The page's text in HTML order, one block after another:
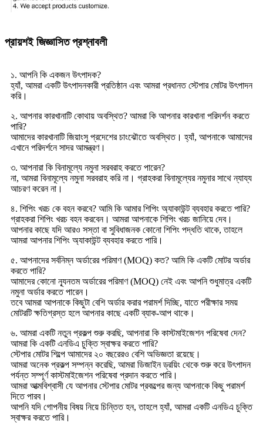
প্রায়শই জিজ্ঞাসিত প্রশ্নাবলী
১. আপনি কি একজন উৎপাদক?
হ্যাঁ, আমরা একটি উৎপাদনকারী প্রতিষ্ঠান এবং আমরা প্রধানত স্টেপার মোটর উৎপাদন
করি।
২. আপনার কারখানাটি কোথায় অবস্থিত? আমরা কি আপনার কারখানা পরিদর্শন করতে
পারি?
আমাদের কারখানাটি জিয়াংসু প্রদেশের চাংঝৌতে অবস্থিত। হ্যাঁ, আপনাকে আমাদের
এখানে পরিদর্শনে সাদর আমন্ত্রণ।
৩. আপনারা কি বিনামূল্যে নমুনা সরবরাহ করতে পারেন?
না, আমরা বিনামূল্যে নমুনা সরবরাহ করি না। গ্রাহকরা বিনামূল্যের নমুনার সাথে ন্যায্য
আচরণ করেন না।
৪. শিপিং খরচ কে বহন করবে? আমি কি আমার শিপিং অ্যাকাউন্ট ব্যবহার করতে পারি?
গ্রাহকরা শিপিং খরচ বহন করবেন। আমরা আপনাকে শিপিং খরচ জানিয়ে দেব।
আপনার কাছে যদি আরও সস্তা বা সুবিধাজনক কোনো শিপিং পদ্ধতি থাকে, তাহলে
আমরা আপনার শিপিং অ্যাকাউন্ট ব্যবহার করতে পারি।
৫. আপনাদের সর্বনিম্ন অর্ডারের পরিমাণ (MOQ) কত? আমি কি একটি মোটর অর্ডার
করতে পারি?
আমাদের কোনো ন্যূনতম অর্ডারের পরিমাণ (MOQ) নেই এবং আপনি শুধুমাত্র একটি
নমুনা অর্ডার করতে পারেন।
তবে আমরা আপনাকে কিছুটা বেশি অর্ডার করার পরামর্শ দিচ্ছি, যাতে পরীক্ষার সময়
মোটরটি ক্ষতিগ্রস্ত হলে আপনার কাছে একটি ব্যাক-আপ থাকে।
৬. আমরা একটি নতুন প্রকল্প শুরু করছি, আপনারা কি কাস্টমাইজেশন পরিষেবা দেন?
আমরা কি একটি এনডিএ চুক্তি স্বাক্ষর করতে পারি?
স্টেপার মোটর শিল্পে আমাদের ২০ বছরেরও বেশি অভিজ্ঞতা রয়েছে।
আমরা অনেক প্রকল্প সম্পন্ন করেছি, আমরা ডিজাইন ড্রয়িং থেকে শুরু করে উৎপাদন
পর্যন্ত সম্পূর্ণ কাস্টমাইজেশন পরিষেবা প্রদান করতে পারি।
আমরা আত্মবিশ্বাসী যে আপনার স্টেপার মোটর প্রকল্পের জন্য আপনাকে কিছু পরামর্শ
দিতে পারব।
আপনি যদি গোপনীয় বিষয় নিয়ে চিন্তিত হন, তাহলে হ্যাঁ, আমরা একটি এনডিএ চুক্তি
স্বাক্ষর করতে পারি।